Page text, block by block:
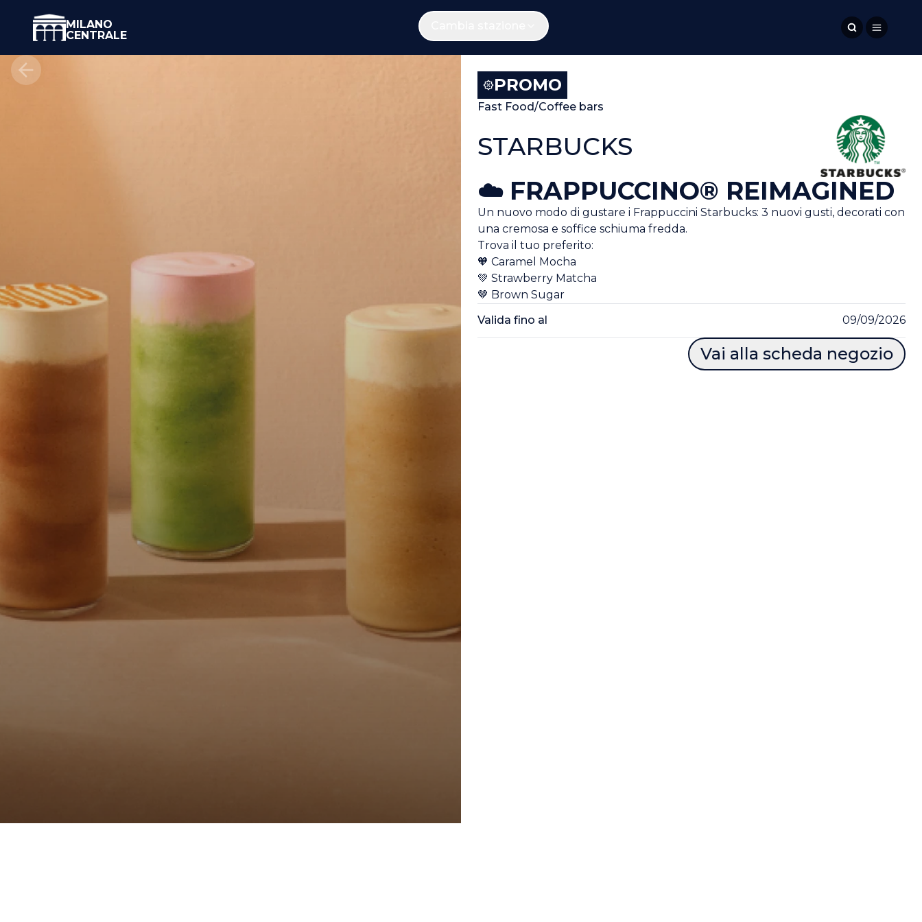
MILANO
CENTRALE
PROMO
Fast Food/Coffee bars
STARBUCKS
☁️ FRAPPUCCINO® REIMAGINED
Un nuovo modo di gustare i Frappuccini Starbucks: 3 nuovi gusti, decorati con
una cremosa e soffice schiuma fredda.
Trova il tuo preferito:
🧡 Caramel Mocha
💚 Strawberry Matcha
🤎 Brown Sugar
Valida fino al
09/09/2026
Vai alla scheda negozio